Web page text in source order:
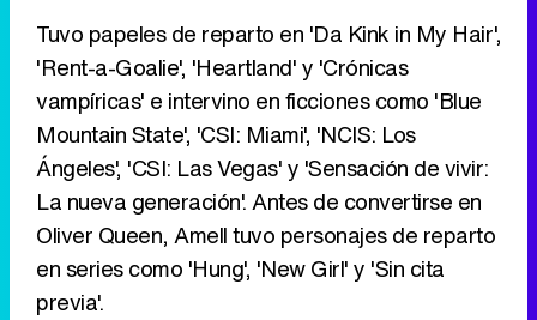
Tuvo papeles de reparto en 'Da Kink in My Hair',
'Rent-a-Goalie', 'Heartland' y 'Crónicas
vampíricas' e intervino en ficciones como 'Blue
Mountain State', 'CSI: Miami', 'NCIS: Los
Ángeles', 'CSI: Las Vegas' y 'Sensación de vivir:
La nueva generación'. Antes de convertirse en
Oliver Queen, Amell tuvo personajes de reparto
en series como 'Hung', 'New Girl' y 'Sin cita
previa'.